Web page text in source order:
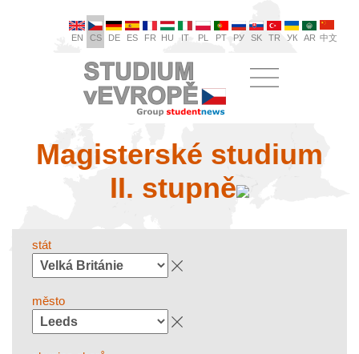
EN CS DE ES FR HU IT PL PT РУ SK TR УК AR 中文
Magisterské studium
II. stupně
stát
město